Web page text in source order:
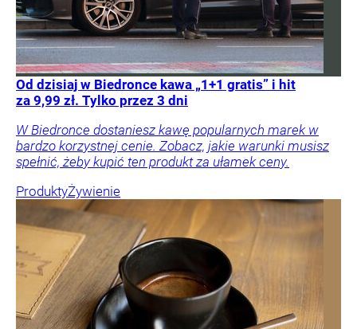
Od dzisiaj w Biedronce kawa „1+1 gratis” i hit
za 9,99 zł. Tylko przez 3 dni
W Biedronce dostaniesz kawę popularnych marek w
bardzo korzystnej cenie. Zobacz, jakie warunki musisz
spełnić, żeby kupić ten produkt za ułamek ceny.
ProduktyŻywienie